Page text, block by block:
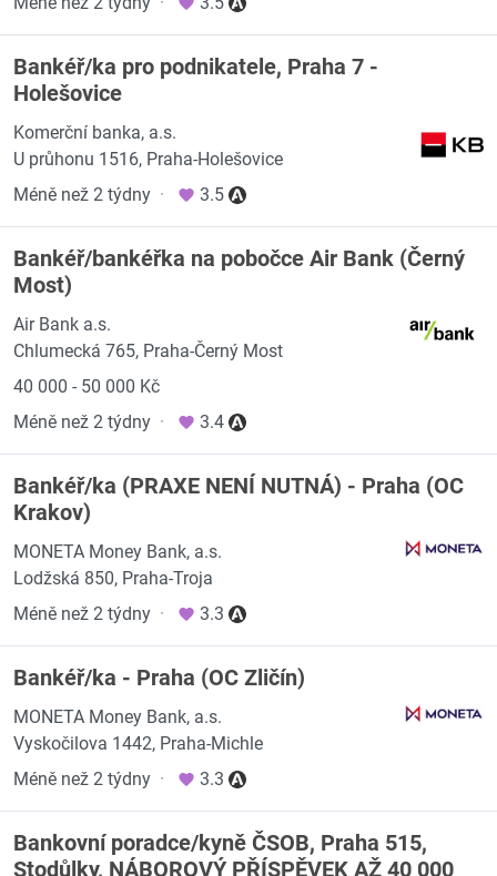
Bankéř/ka pro podnikatele, Praha 7 -
Holešovice
Komerční banka, a.s.
U průhonu 1516, Praha-Holešovice
Méně než 2 týdny · 3.5
Bankéř/bankéřka na pobočce Air Bank (Černý
Most)
Air Bank a.s.
Chlumecká 765, Praha-Černý Most
40 000 - 50 000 Kč
Méně než 2 týdny · 3.4
Bankéř/ka (PRAXE NENÍ NUTNÁ) - Praha (OC
Krakov)
MONETA Money Bank, a.s.
Lodžská 850, Praha-Troja
Méně než 2 týdny · 3.3
Bankéř/ka - Praha (OC Zličín)
MONETA Money Bank, a.s.
Vyskočilova 1442, Praha-Michle
Méně než 2 týdny · 3.3
Bankovní poradce/kyně ČSOB, Praha 515,
Stodůlky, NÁBOROVÝ PŘÍSPĚVEK AŽ 40 000